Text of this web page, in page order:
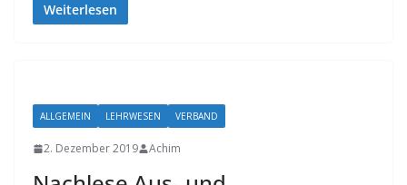
Weiterlesen
ALLGEMEIN LEHRWESEN VERBAND
2. Dezember 2019 Achim